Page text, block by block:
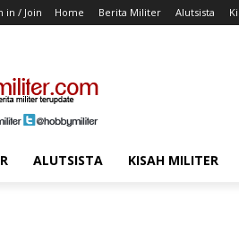
in / Join Home Berita Militer Alutsista
ALUTSISTA KISAH MILITER